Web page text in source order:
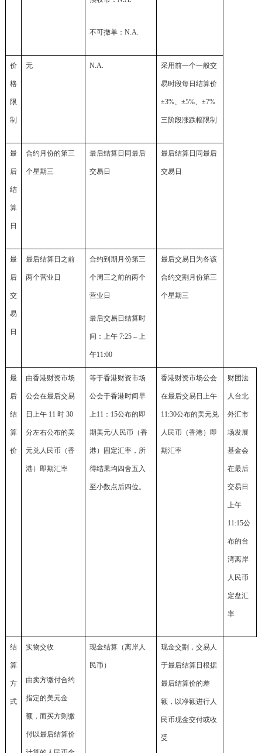
不可撤单：N.A.
价
格
限
制
无 N.A. 采用前一个一般交
易时段每日结算价
±3%、±5%、±7%
三阶段涨跌幅限制
最
后
结
算
日
合约月份的第三
个星期三
最后结算日同最后
交易日
最后结算日同最后
交易日
最
后
交
易
日
最后结算日之前
两个营业日
合约到期月份第三
个周三之前的两个
营业日
最后交易日结算时
间：上午 7:25 – 上
午11:00
最后交易日为各该
合约交割月份第三
个星期三
最
后
结
算
价
由香港财资市场
公会在最后交易
日上午 11 时 30
分左右公布的美
元兑人民币（香
港）即期汇率
等于香港财资市场
公会于香港时间早
上11：15公布的即
期美元/人民币（香
港）固定汇率，所
得结果均四舍五入
至小数点后四位。
香港财资市场公会
在最后交易日上午
11:30公布的美元兑
人民币（香港）即
期汇率
财团法
人台北
外汇市
场发展
基金会
在最后
交易日
上午
11:15公
布的台
湾离岸
人民币
定盘汇
率
结
算
方
式
实物交收
由卖方缴付合约
指定的美元金
额，而买方则缴
付以最后结算价
现金结算（离岸人
民币）
现金交割，交易人
于最后结算日根据
最后结算价的差
额，以净额进行人
民币现金交付或收
受